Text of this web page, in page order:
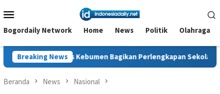
ke
kontenMobile
Bogordaily Network Home News Politik Olahraga
Breaking News
Kebumen Bagikan Perlengkapan Sekolah untuk 15 Siswa di
Beranda News Nasional